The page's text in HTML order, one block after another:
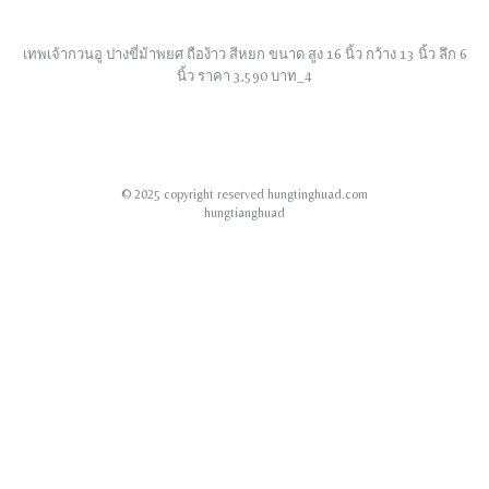
เทพเจ้ากวนอู ปางขี่ม้าพยศ ถือง้าว สีหยก ขนาด สูง 16 นิ้ว กว้าง 13 นิ้ว ลึก 6
นิ้ว ราคา 3,590 บาท_4
© 2025 copyright reserved hungtinghuad.com
hungtianghuad